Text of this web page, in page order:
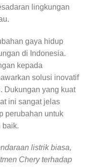
lingkungan
gaya hidup
di Indonesia.
kepada
solusi inovatif
Dukungan yang kuat
ini sangat jelas
perubahan untuk
baik.
listrik biasa,
Chery terhadap